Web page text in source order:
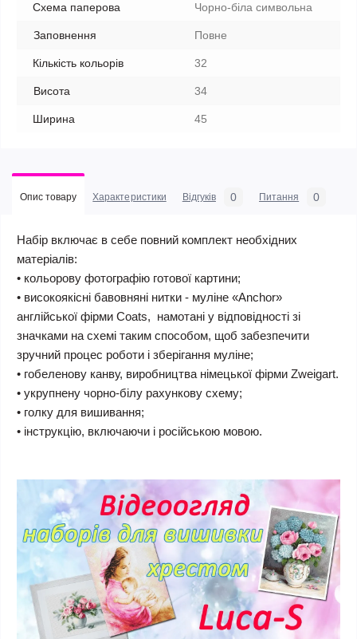
Схема паперова Чорно-біла символьна
Заповнення Повне
Кількість кольорів 32
Висота 34
Ширина 45
Опис товару Характеристики Відгуків 0 Питання 0
Набір включає в себе повний комплект необхідних
матеріалів:
• кольорову фотографію готової картини;
• високоякісні бавовняні нитки - муліне «Anchor»
англійської фірми Coats, намотані у відповідності зі
значками на схемі таким способом, щоб забезпечити
зручний процес роботи і зберігання муліне;
• гобеленову канву, виробництва німецької фірми Zweigart.
• укрупнену чорно-білу рахункову схему;
• голку для вишивання;
• інструкцію, включаючи і російською мовою.